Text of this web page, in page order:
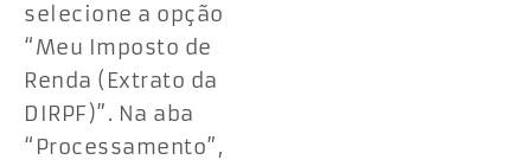
selecione a opção
“Meu Imposto de
Renda (Extrato da
DIRPF)”. Na aba
“Processamento”,